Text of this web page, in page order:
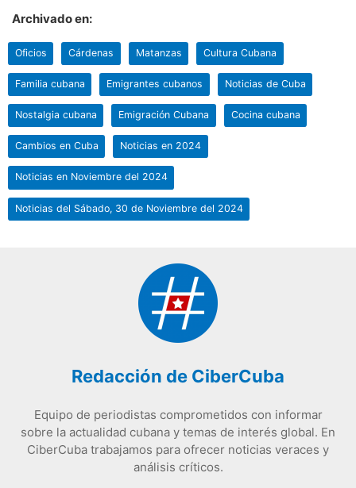
Archivado en:
Oficios Cárdenas Matanzas Cultura Cubana
Familia cubana Emigrantes cubanos Noticias de Cuba
Nostalgia cubana Emigración Cubana Cocina cubana
Cambios en Cuba Noticias en 2024
Noticias en Noviembre del 2024
Noticias del Sábado, 30 de Noviembre del 2024
Redacción de CiberCuba
Equipo de periodistas comprometidos con informar
sobre la actualidad cubana y temas de interés global. En
CiberCuba trabajamos para ofrecer noticias veraces y
análisis críticos.